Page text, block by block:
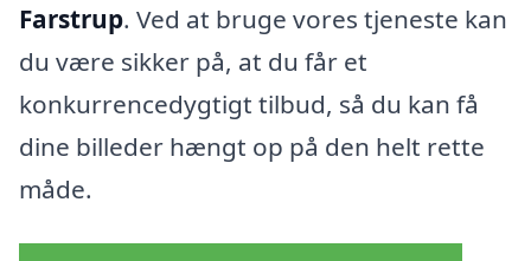
Farstrup. Ved at bruge vores tjeneste kan
du være sikker på, at du får et
konkurrencedygtigt tilbud, så du kan få
dine billeder hængt op på den helt rette
måde.